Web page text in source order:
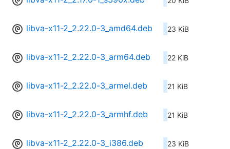
libva-x11-2_2.22.0-3_amd64.deb 23 KiB
libva-x11-2_2.22.0-3_arm64.deb 22 KiB
libva-x11-2_2.22.0-3_armel.deb 21 KiB
libva-x11-2_2.22.0-3_armhf.deb 21 KiB
libva-x11-2_2.22.0-3_i386.deb 23 KiB